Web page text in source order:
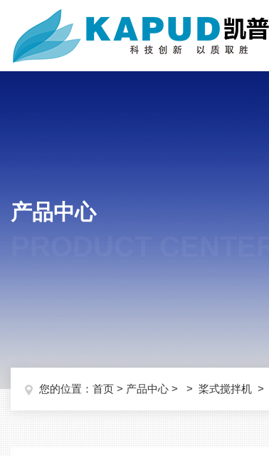
产品中心
您的位置： 首页 > 产品中心 > > 桨式搅拌机 >